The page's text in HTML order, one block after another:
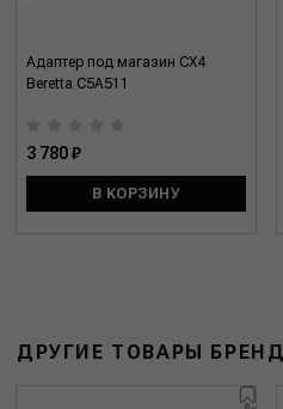
Адаптер под магазин CX4
Beretta C5A511
3 780 ₽
В КОРЗИНУ
ДРУГИЕ ТОВАРЫ